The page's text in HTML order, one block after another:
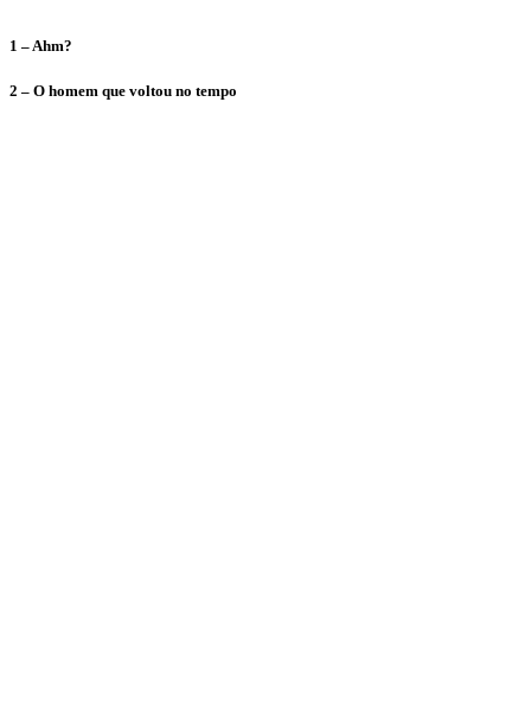
1 – Ahm?
2 – O homem que voltou no tempo